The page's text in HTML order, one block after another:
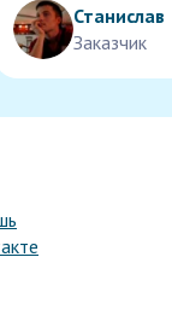
Станислав
Заказчик